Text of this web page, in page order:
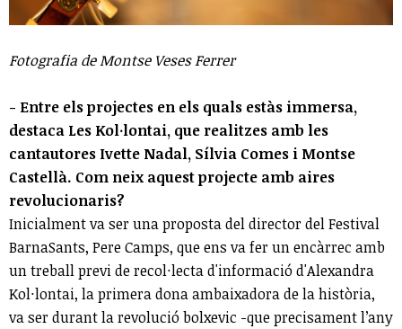
Fotografia de Montse Veses Ferrer
- Entre els projectes en els quals estàs immersa,
destaca Les Kol·lontai, que realitzes amb les
cantautores Ivette Nadal, Sílvia Comes i Montse
Castellà. Com neix aquest projecte amb aires
revolucionaris?
Inicialment va ser una proposta del director del Festival
BarnaSants, Pere Camps, que ens va fer un encàrrec amb
un treball previ de recol·lecta d'informació d'Alexandra
Kol·lontai, la primera dona ambaixadora de la història,
va ser durant la revolució bolxevic -que precisament l’any